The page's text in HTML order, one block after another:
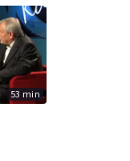
53 min